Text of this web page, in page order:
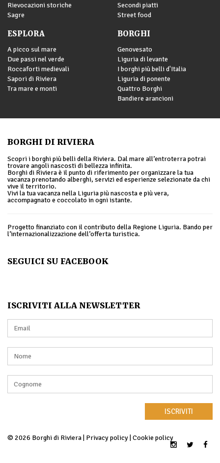
Rievocazioni storiche
Sagre
Secondi piatti
Street food
ESPLORA
A picco sul mare
Due passi nel verde
Roccaforti medievali
Sapori di Riviera
Tra mare e monti
BORGHI
Genovesato
Liguria di levante
I borghi più belli d'Italia
Liguria di ponente
Quattro Borghi
Bandiere arancioni
BORGHI DI RIVIERA
Scopri i borghi più belli della Riviera. Dal mare all’entroterra potrai
trovare angoli nascosti di bellezza infinita.
Borghi di Riviera è il punto di riferimento per organizzare la tua
vacanza prenotando alberghi, servizi ed esperienze selezionate da chi
vive il territorio.
Vivi la tua vacanza nella Liguria più nascosta e più vera,
accompagnato e coccolato in ogni istante.
Progetto finanziato con il contributo della Regione Liguria. Bando per
l’internazionalizzazione dell’offerta turistica.
SEGUICI SU FACEBOOK
ISCRIVITI ALLA NEWSLETTER
ISCRIVITI
© 2026 Borghi di Riviera | Privacy policy Cookie policy